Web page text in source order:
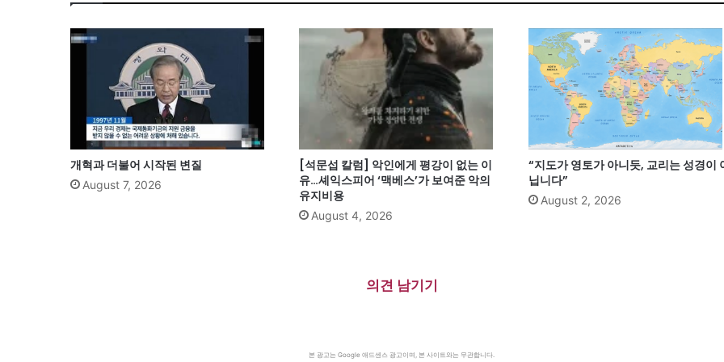
개혁과 더불어 시작된 변질
August 7, 2026
[석문섭 칼럼] 악인에게 평강이 없는 이
유…셰익스피어 ‘맥베스’가 보여준 악의
유지비용
August 4, 2026
“지도가 영토가 아니듯, 교리는 성경이
닙니다”
August 2, 2026
의견 남기기
본 광고는 Google 애드센스 광고이며, 본 사이트와는 무관합니다.